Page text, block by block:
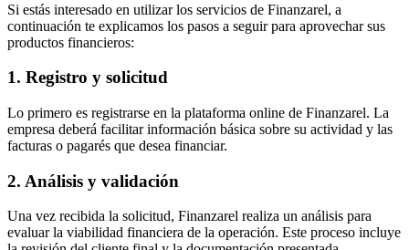
Si estás interesado en utilizar los servicios de Finanzarel, a
continuación te explicamos los pasos a seguir para aprovechar sus
productos financieros:
1. Registro y solicitud
Lo primero es registrarse en la plataforma online de Finanzarel. La
empresa deberá facilitar información básica sobre su actividad y las
facturas o pagarés que desea financiar.
2. Análisis y validación
Una vez recibida la solicitud, Finanzarel realiza un análisis para
evaluar la viabilidad financiera de la operación. Este proceso incluye